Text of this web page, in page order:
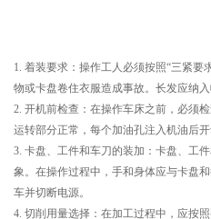
1. 着装要求：操作工人必须按照“三紧
物或卡盘卷住衣服造成事故。长发应纳
2. 开机前检查：在操作车床之前，必须
运转部分正常，每个加油孔注入机油后
3. 卡盘、工件和车刀的装加：卡盘、工
象。在操作过程中，手和身体应与卡盘
车并切断电源。
4. 切削用量选择：在加工过程中，应按